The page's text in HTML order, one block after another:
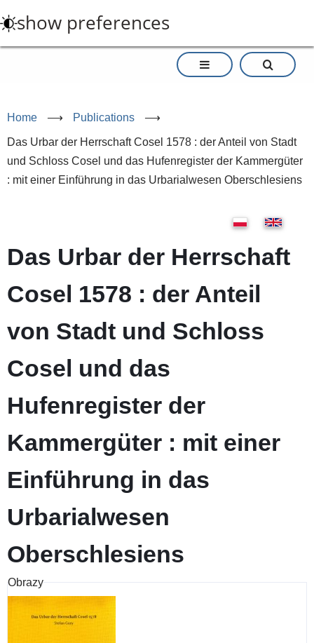
to
main
show preferences
Home ⟶ Publications ⟶
Das Urbar der Herrschaft Cosel 1578 : der Anteil von Stadt
und Schloss Cosel und das Hufenregister der Kammergüter
: mit einer Einführung in das Urbarialwesen Oberschlesiens
Das Urbar der Herrschaft
Cosel 1578 : der Anteil
von Stadt und Schloss
Cosel und das
Hufenregister der
Kammergüter : mit einer
Einführung in das
Urbarialwesen
Oberschlesiens
Obrazy